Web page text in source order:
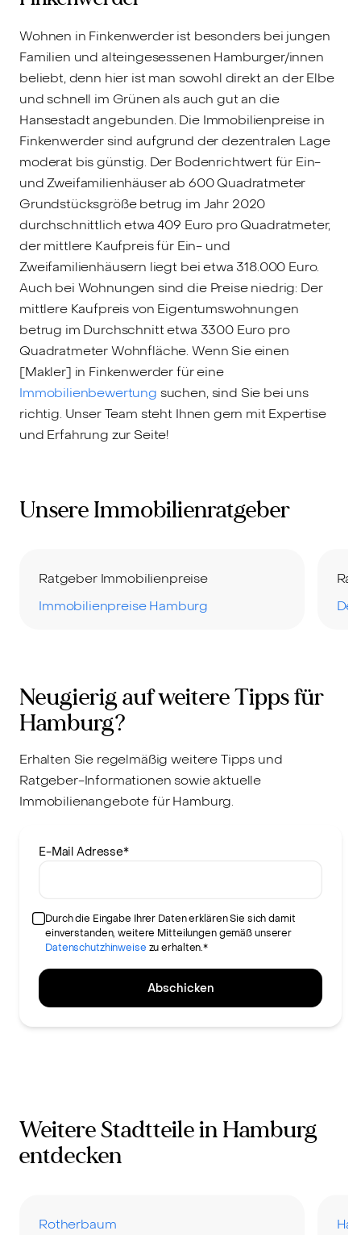
Wohnen in Finkenwerder ist besonders bei jungen
Familien und alteingesessenen Hamburger/innen
beliebt, denn hier ist man sowohl direkt an der Elbe
und schnell im Grünen als auch gut an die
Hansestadt angebunden. Die Immobilienpreise in
Finkenwerder sind aufgrund der dezentralen Lage
moderat bis günstig. Der Bodenrichtwert für Ein-
und Zweifamilienhäuser ab 600 Quadratmeter
Grundstücksgröße betrug im Jahr 2020
durchschnittlich etwa 409 Euro pro Quadratmeter,
der mittlere Kaufpreis für Ein- und
Zweifamilienhäusern liegt bei etwa 318.000 Euro.
Auch bei Wohnungen sind die Preise niedrig: Der
mittlere Kaufpreis von Eigentumswohnungen
betrug im Durchschnitt etwa 3300 Euro pro
Quadratmeter Wohnfläche. Wenn Sie einen
[Makler] in Finkenwerder für eine
Immobilienbewertung suchen, sind Sie bei uns
richtig. Unser Team steht Ihnen gern mit Expertise
und Erfahrung zur Seite!
Unsere Immobilienratgeber
Ratgeber Immobilienpreise
Immobilienpreise Hamburg
Neugierig auf weitere Tipps für
Hamburg?
Erhalten Sie regelmäßig weitere Tipps und
Ratgeber-Informationen sowie aktuelle
Immobilienangebote für Hamburg.
E-Mail Adresse*
Durch die Eingabe Ihrer Daten erklären Sie sich damit
einverstanden, weitere Mitteilungen gemäß unserer
Datenschutzhinweise zu erhalten.*
Abschicken
Weitere Stadtteile in Hamburg
entdecken
Rotherbaum